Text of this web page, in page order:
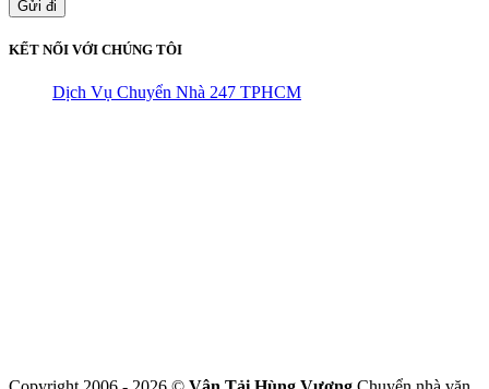
KẾT NỐI VỚI CHÚNG TÔI
Dịch Vụ Chuyển Nhà 247 TPHCM